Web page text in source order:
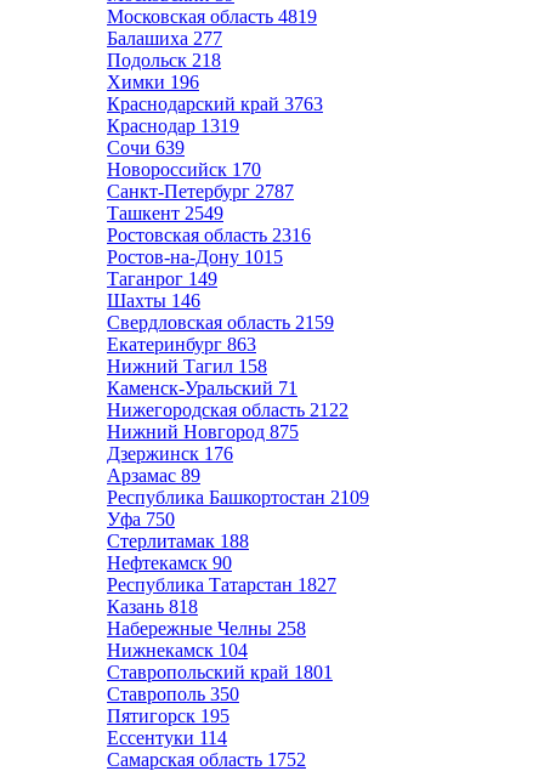
Московская область 4819
Балашиха 277
Подольск 218
Химки 196
Краснодарский край 3763
Краснодар 1319
Сочи 639
Новороссийск 170
Санкт-Петербург 2787
Ташкент 2549
Ростовская область 2316
Ростов-на-Дону 1015
Таганрог 149
Шахты 146
Свердловская область 2159
Екатеринбург 863
Нижний Тагил 158
Каменск-Уральский 71
Нижегородская область 2122
Нижний Новгород 875
Дзержинск 176
Арзамас 89
Республика Башкортостан 2109
Уфа 750
Стерлитамак 188
Нефтекамск 90
Республика Татарстан 1827
Казань 818
Набережные Челны 258
Нижнекамск 104
Ставропольский край 1801
Ставрополь 350
Пятигорск 195
Ессентуки 114
Самарская область 1752